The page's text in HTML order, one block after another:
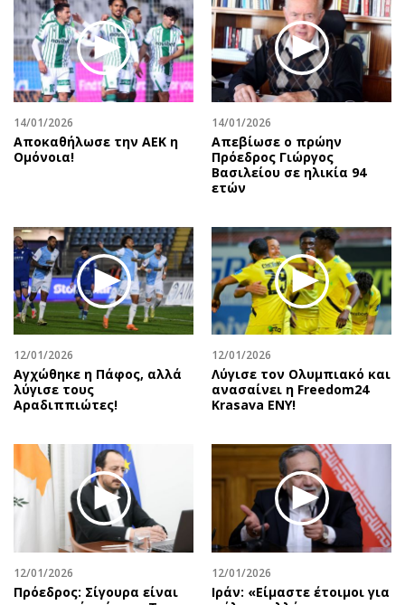
Εικαστικά
Βιβλίο
Χειρόγραφα
Προσφορές
Προσωπικότητες στην ''Κ''
Επιστολές
14/01/2026
Αποκαθήλωσε την ΑΕΚ η
Ομόνοια!
14/01/2026
Απεβίωσε ο πρώην
Πρόεδρος Γιώργος
Βασιλείου σε ηλικία 94
ετών
12/01/2026
Αγχώθηκε η Πάφος, αλλά
λύγισε τους
Αραδιππιώτες!
12/01/2026
Λύγισε τον Ολυμπιακό και
ανασαίνει η Freedom24
Krasava ENY!
12/01/2026
Πρόεδρος: Σίγουρα είναι
12/01/2026
Ιράν: «Είμαστε έτοιμοι για